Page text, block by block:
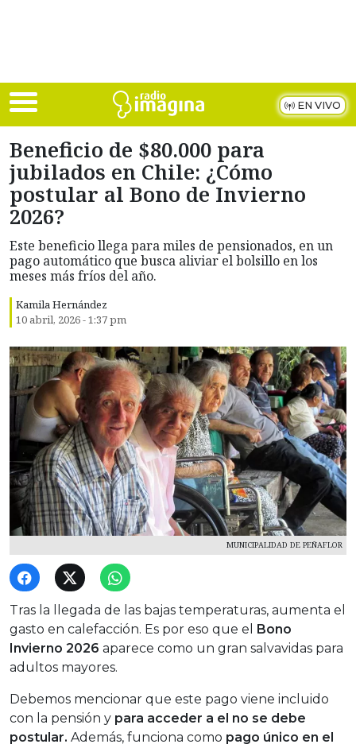
EN VIVO
Beneficio de $80.000 para
jubilados en Chile: ¿Cómo
postular al Bono de Invierno
2026?
Este beneficio llega para miles de pensionados, en un
pago automático que busca aliviar el bolsillo en los
meses más fríos del año.
Kamila Hernández
10 abril, 2026 - 1:37 pm
MUNICIPALIDAD DE PEÑAFLOR
Tras la llegada de las bajas temperaturas, aumenta el
gasto en calefacción. Es por eso que el
Bono
Invierno 2026 aparece como un gran salvavidas para
adultos mayores.
Debemos mencionar que este pago viene incluido
con la pensión y para acceder a el no se debe
postular. Además, funciona como pago único en el